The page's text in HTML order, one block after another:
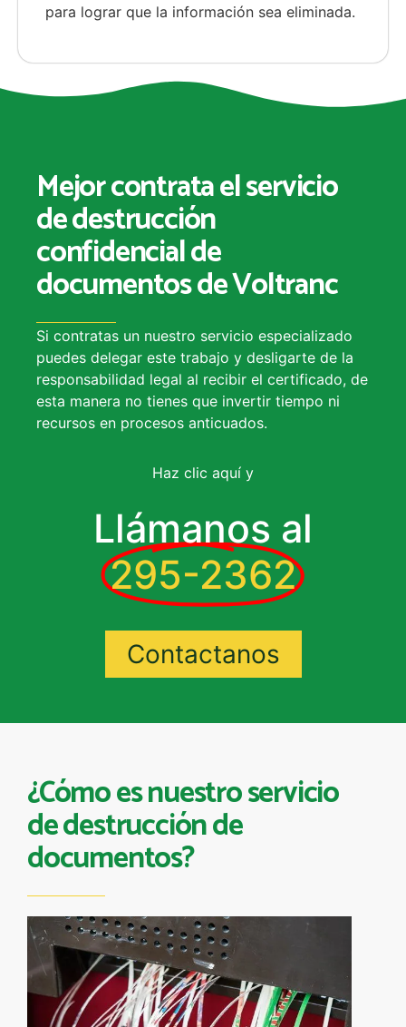
para lograr que la información sea eliminada.
Mejor contrata el servicio
de destrucción
confidencial de
documentos de Voltranc
Si contratas un nuestro servicio especializado
puedes delegar este trabajo y desligarte de la
responsabilidad legal al recibir el certificado, de
esta manera no tienes que invertir tiempo ni
recursos en procesos anticuados.
Haz clic aquí y
Llámanos al
295-2362
Contactanos
¿Cómo es nuestro servicio
de destrucción de
documentos?